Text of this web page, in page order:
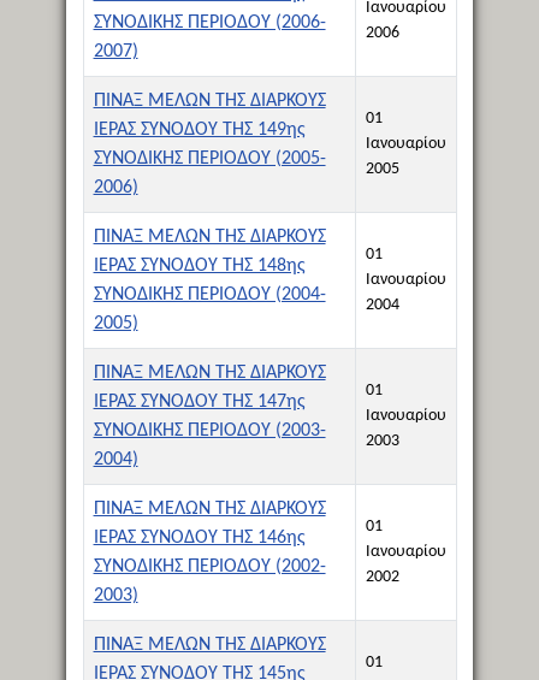
ΣΥΝΟΔΙΚΗΣ ΠΕΡΙΟΔΟΥ (2006-
2007)
Ιανουαρίου
2006
ΠΙΝΑΞ ΜΕΛΩΝ ΤΗΣ ΔΙΑΡΚΟΥΣ
ΙΕΡΑΣ ΣΥΝΟΔΟΥ ΤΗΣ 149ης
ΣΥΝΟΔΙΚΗΣ ΠΕΡΙΟΔΟΥ (2005-
2006)
01
Ιανουαρίου
2005
ΠΙΝΑΞ ΜΕΛΩΝ ΤΗΣ ΔΙΑΡΚΟΥΣ
ΙΕΡΑΣ ΣΥΝΟΔΟΥ ΤΗΣ 148ης
ΣΥΝΟΔΙΚΗΣ ΠΕΡΙΟΔΟΥ (2004-
2005)
01
Ιανουαρίου
2004
ΠΙΝΑΞ ΜΕΛΩΝ ΤΗΣ ΔΙΑΡΚΟΥΣ
ΙΕΡΑΣ ΣΥΝΟΔΟΥ ΤΗΣ 147ης
ΣΥΝΟΔΙΚΗΣ ΠΕΡΙΟΔΟΥ (2003-
2004)
01
Ιανουαρίου
2003
ΠΙΝΑΞ ΜΕΛΩΝ ΤΗΣ ΔΙΑΡΚΟΥΣ
ΙΕΡΑΣ ΣΥΝΟΔΟΥ ΤΗΣ 146ης
ΣΥΝΟΔΙΚΗΣ ΠΕΡΙΟΔΟΥ (2002-
2003)
01
Ιανουαρίου
2002
ΠΙΝΑΞ ΜΕΛΩΝ ΤΗΣ ΔΙΑΡΚΟΥΣ
ΙΕΡΑΣ ΣΥΝΟΔΟΥ ΤΗΣ 145ης
01